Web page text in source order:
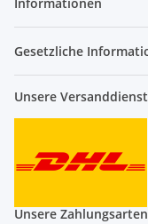
Gesetzliche
Unsere
Unsere Zahlungsarten